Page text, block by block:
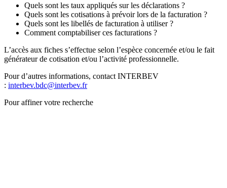
Quels sont les taux appliqués sur les déclarations ?
Quels sont les cotisations à prévoir lors de la facturation ?
Quels sont les libellés de facturation à utiliser ?
Comment comptabiliser ces facturations ?
L’accès aux fiches s’effectue selon l’espèce concernée et/ou le fait
générateur de cotisation et/ou l’activité professionnelle.
Pour d’autres informations, contact INTERBEV
: interbev.bdc@interbev.fr
Pour affiner votre recherche